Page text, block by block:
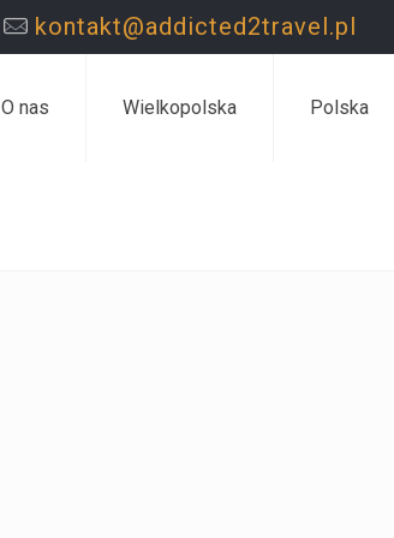
kontakt@addicted2travel.pl
O nas Wielkopolska Polska